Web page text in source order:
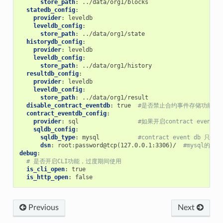
store_path:
../data/org1/blocks
statedb_config:
provider:
leveldb
leveldb_config:
store_path:
../data/org1/state
historydb_config:
provider:
leveldb
leveldb_config:
store_path:
../data/org1/history
resultdb_config:
provider:
leveldb
leveldb_config:
store_path:
../data/org1/result
disable_contract_eventdb: true
#是否禁止合约事件存储功能
contract_eventdb_config:
provider: sql
#如果开启contract event
sqldb_config:
sqldb_type: mysql
#contract event db 只支持
dsn: root:password@tcp(127.0.0.1:3306)/
#mysql的连
debug:
# 是否开启CLI功能，过度期间使用
is_cli_open:
true
is_http_open: false
Previous Next